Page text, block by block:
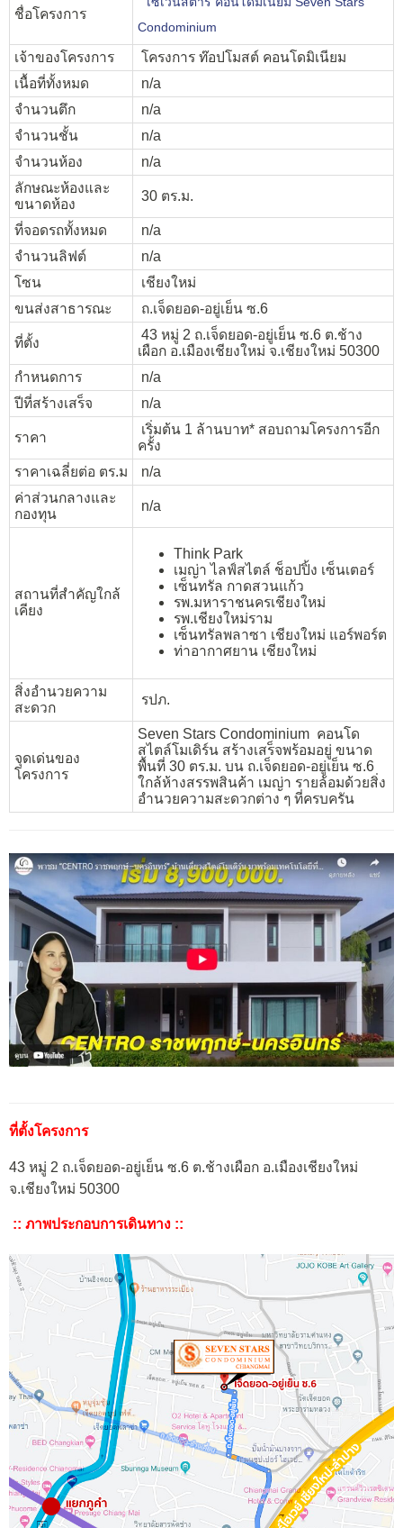
ชื่อโครงการ
Condominium
เจ้าของโครงการ
โครงการ ท๊อปโมสต์ คอนโดมิเนียม
เนื้อที่ทั้งหมด
n/a
จำนวนตึก
n/a
จำนวนชั้น
n/a
จำนวนห้อง
n/a
ลักษณะห้องและ
ขนาดห้อง
30 ตร.ม.
ที่จอดรถทั้งหมด
n/a
จำนวนลิฟต์
n/a
โซน
เชียงใหม่
ขนส่งสาธารณะ
ถ.เจ็ดยอด-อยู่เย็น ซ.6
ที่ตั้ง
43 หมู่ 2 ถ.เจ็ดยอด-อยู่เย็น ซ.6 ต.ช้าง
เผือก อ.เมืองเชียงใหม่ จ.เชียงใหม่ 50300
กำหนดการ
n/a
ปีที่สร้างเสร็จ
n/a
ราคา
เริ่มต้น 1 ล้านบาท* สอบถามโครงการอีก
ครั้ง
ราคาเฉลี่ยต่อ ตร.ม
n/a
ค่าส่วนกลางและ
กองทุน
n/a
สถานที่สำคัญใกล้
เคียง
Think Park
เมญ่า ไลฟ์สไตล์ ช็อปปิ้ง เซ็นเตอร์
เซ็นทรัล กาดสวนแก้ว
รพ.มหาราชนครเชียงใหม่
รพ.เชียงใหม่ราม
เซ็นทรัลพลาซา เชียงใหม่ แอร์พอร์ต
ท่าอากาศยาน เชียงใหม่
สิ่งอำนวยความ
สะดวก
รปภ.
จุดเด่นของ
โครงการ
Seven Stars Condominium คอนโด
สไตล์โมเดิร์น สร้างเสร็จพร้อมอยู่ ขนาด
พื้นที่ 30 ตร.ม. บน ถ.เจ็ดยอด-อยู่เย็น ซ.6
ใกล้ห้างสรรพสินค้า เมญ่า รายล้อมด้วยสิ่ง
อำนวยความสะดวกต่าง ๆ ที่ครบครัน
ที่ตั้งโครงการ
43 หมู่ 2 ถ.เจ็ดยอด-อยู่เย็น ซ.6 ต.ช้างเผือก อ.เมืองเชียงใหม่
จ.เชียงใหม่ 50300
:: ภาพประกอบการเดินทาง ::